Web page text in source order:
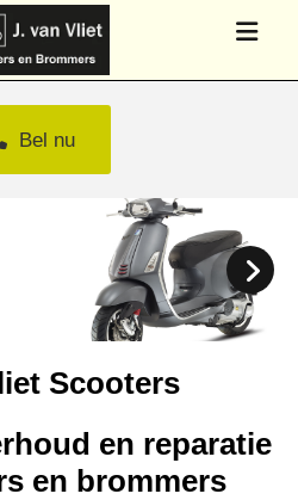
Bel nu
Scooters
en reparatie
en brommers